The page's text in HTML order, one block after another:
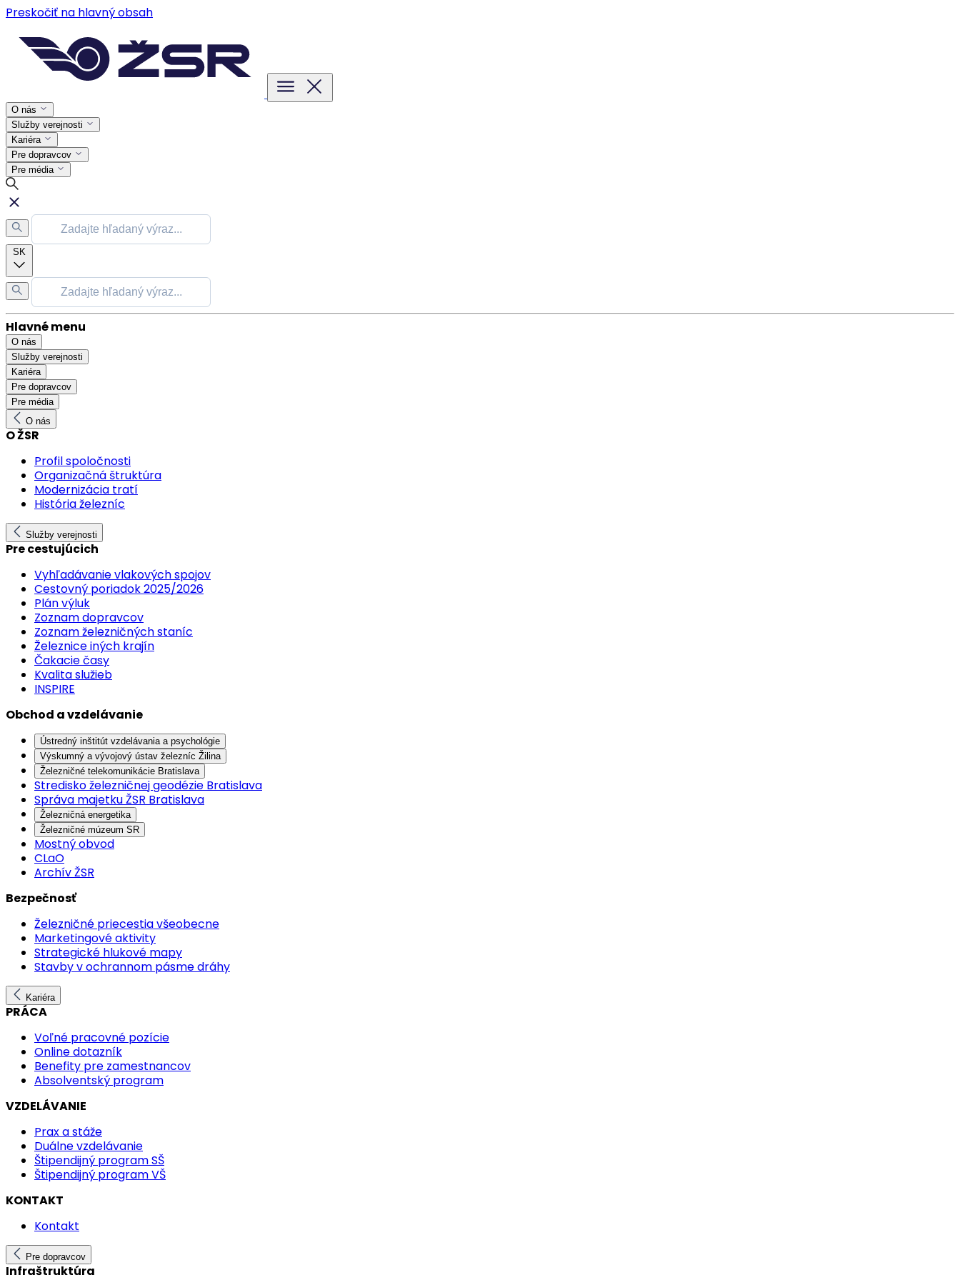
Preskočiť na hlavný obsah
O nás
Služby verejnosti
Kariéra
Pre dopravcov
Pre média
SK
Hlavné menu
O nás
Služby verejnosti
Kariéra
Pre dopravcov
Pre média
O nás
O ŽSR
Profil spoločnosti
Organizačná štruktúra
Modernizácia tratí
História železníc
Služby verejnosti
Pre cestujúcich
Vyhľadávanie vlakových spojov
Cestovný poriadok 2025/2026
Plán výluk
Zoznam dopravcov
Zoznam železničných staníc
Železnice iných krajín
Čakacie časy
Kvalita služieb
INSPIRE
Obchod a vzdelávanie
Ústredný inštitút vzdelávania a psychológie
Výskumný a vývojový ústav železníc Žilina
Železničné telekomunikácie Bratislava
Stredisko železničnej geodézie Bratislava
Správa majetku ŽSR Bratislava
Železničná energetika
Železničné múzeum SR
Mostný obvod
CLaO
Archív ŽSR
Bezpečnosť
Železničné priecestia všeobecne
Marketingové aktivity
Strategické hlukové mapy
Stavby v ochrannom pásme dráhy
Kariéra
PRÁCA
Voľné pracovné pozície
Online dotazník
Benefity pre zamestnancov
Absolventský program
VZDELÁVANIE
Prax a stáže
Duálne vzdelávanie
Štipendijný program SŠ
Štipendijný program VŠ
KONTAKT
Kontakt
Pre dopravcov
Infraštruktúra